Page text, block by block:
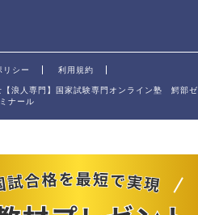
リシー 利用規約
浪人専門】国家試験専門オンライン塾 鰐部ゼ
ミナール